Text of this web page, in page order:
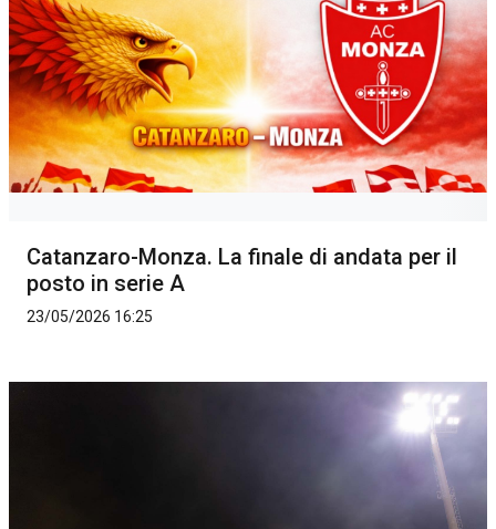
Catanzaro-Monza. La finale di andata per il
posto in serie A
23/05/2026 16:25